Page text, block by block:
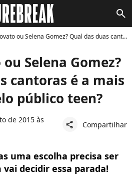
search
Selena Gomez? Qual das duas cantoras é a mais amada pelo público teen?
Selena Gomez?
cantoras é a mais
público teen?
de 2015 às
share Compartilhar
uma escolha precisa ser
decidir essa parada!